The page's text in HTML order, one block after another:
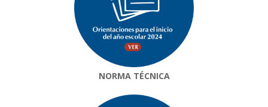
NORMA TÉCNICA